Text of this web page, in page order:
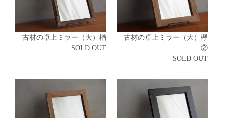
古材の卓上ミラー（大）楢
SOLD OUT
古材の卓上ミラー（大）欅
②
SOLD OUT